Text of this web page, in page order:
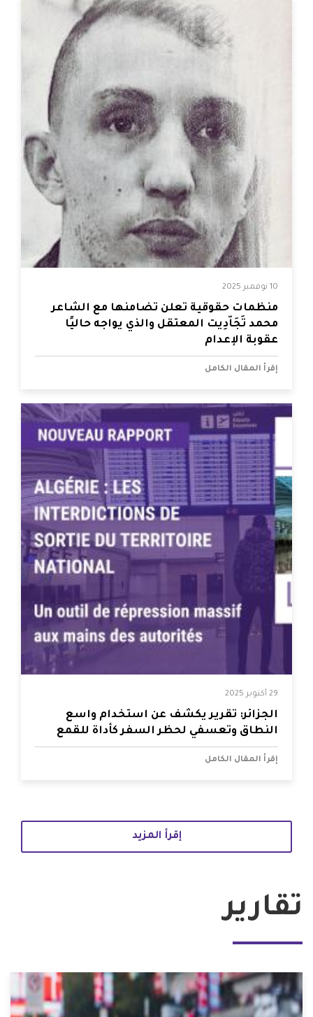
10 نوفمبر 2025
منظمات حقوقية تعلن تضامنها مع الشاعر
محمد تَجَاّدِيت المعتقل والذي يواجه حاليًا
عقوبة الإعدام
إقرأ المقال الكامل
29 أكتوبر 2025
الجزائر: تقرير يكشف عن استخدام واسع
النطاق وتعسفي لحظر السفر كأداة للقمع
إقرأ المقال الكامل
إقرأ المزيد
تقارير